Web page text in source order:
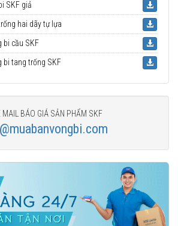
SKF giả
hai dãy tự lựa
bi cầu SKF
bi tang trống SKF
MAIL BÁO GIÁ SẢN PHẨM SKF